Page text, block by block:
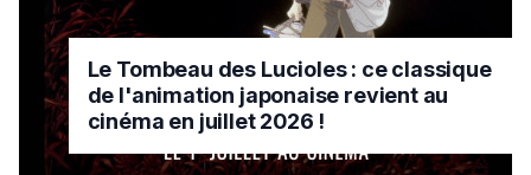
Le Tombeau des Lucioles : ce classique
de l'animation japonaise revient au
cinéma en juillet 2026 !